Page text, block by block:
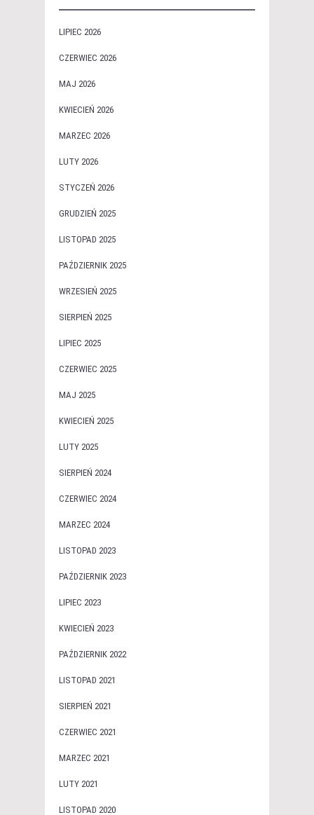
LIPIEC 2026
CZERWIEC 2026
MAJ 2026
KWIECIEŃ 2026
MARZEC 2026
LUTY 2026
STYCZEŃ 2026
GRUDZIEŃ 2025
LISTOPAD 2025
PAŹDZIERNIK 2025
WRZESIEŃ 2025
SIERPIEŃ 2025
LIPIEC 2025
CZERWIEC 2025
MAJ 2025
KWIECIEŃ 2025
LUTY 2025
SIERPIEŃ 2024
CZERWIEC 2024
MARZEC 2024
LISTOPAD 2023
PAŹDZIERNIK 2023
LIPIEC 2023
KWIECIEŃ 2023
PAŹDZIERNIK 2022
LISTOPAD 2021
SIERPIEŃ 2021
CZERWIEC 2021
MARZEC 2021
LUTY 2021
LISTOPAD 2020